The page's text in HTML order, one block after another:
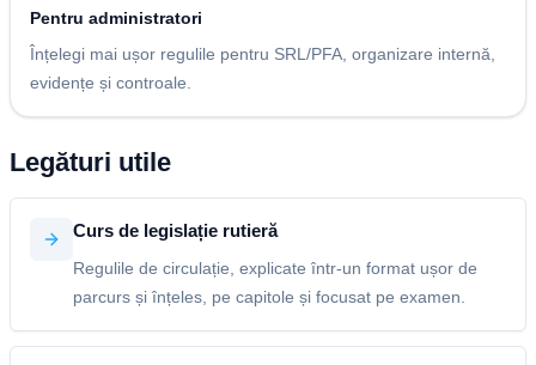
Pentru administratori
Înțelegi mai ușor regulile pentru SRL/PFA, organizare internă,
evidențe și controale.
Legături utile
Curs de legislație rutieră
Regulile de circulație, explicate într-un format ușor de
parcurs și înțeles, pe capitole și focusat pe examen.